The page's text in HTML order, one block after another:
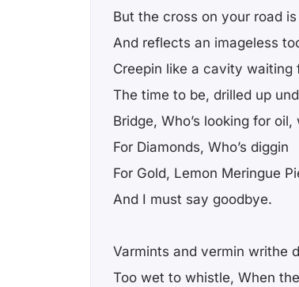
But the cross on your road
And reflects an imageless
Creepin like a cavity waiting
The time to be, drilled up
Bridge, Who’s looking for oil,
For Diamonds, Who’s diggin
For Gold, Lemon Meringue
And I must say goodbye.
Varmints and vermin writhe
Too wet to whistle, When